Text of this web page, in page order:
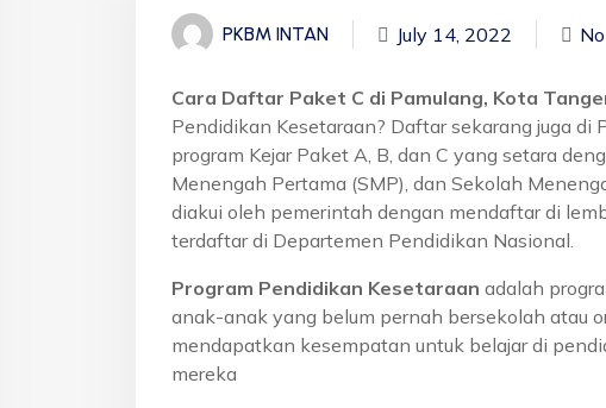
PKBM INTAN July 14, 2022
Cara Daftar Paket C di Pamulang, Kota
Pendidikan Kesetaraan? Daftar sekarang juga di
program Kejar Paket A, B, dan C yang setara
Menengah Pertama (SMP), dan Sekolah
diakui oleh pemerintah dengan mendaftar di
terdaftar di Departemen Pendidikan Nasional.
Program Pendidikan Kesetaraan adalah
anak-anak yang belum pernah bersekolah atau
mendapatkan kesempatan untuk belajar di
mereka